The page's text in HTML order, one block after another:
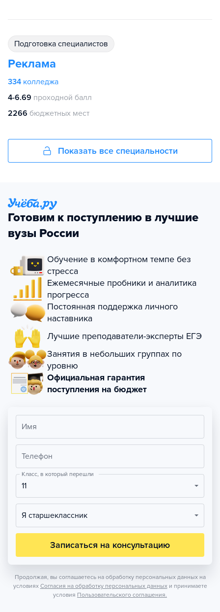
подготовка специалистов
Реклама
334 колледжа
4-6.69 проходной балл
2266 бюджетных мест
Показать все специальности
Готовим к поступлению в лучшие
вузы России
Обучение в комфортном темпе без
стресса
Ежемесячные пробники и аналитика
прогресса
Постоянная поддержка личного
наставника
Лучшие преподаватели-эксперты ЕГЭ
Занятия в небольших группах по
уровню
Официальная гарантия
поступления на бюджет
Имя
Телефон
Класс, в который перешли
11
Я старшеклассник
Записаться на консультацию
Продолжая, вы соглашаетесь на обработку персональных данных на
условиях Согласия на обработку персональных данных и принимаете
условия Пользовательского соглашения.